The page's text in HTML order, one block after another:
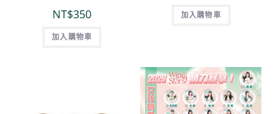
NT$350
加入購物車
加入購物車